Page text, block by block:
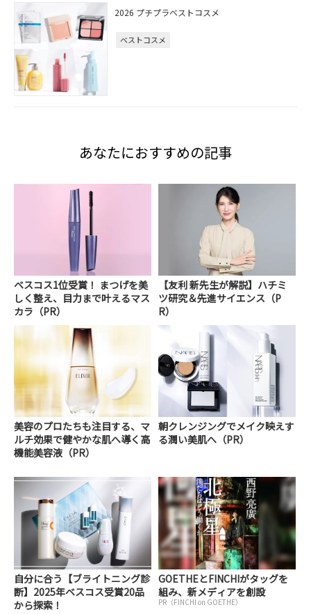
2026 プチプラベストコスメ
ベストコスメ
あなたにおすすめの記事
ベスコス1位受賞！ まつげを美
しく整え、目力まで叶えるマス
カラ（PR）
【友利 新先生が解説】ハチミ
ツ研究＆先進サイエンス（P
R）
美容のプロたちも注目する、マ
ルチ効果で健やかな肌へ導く高
機能美容液（PR）
朝クレンジングでメイク映えす
る潤い美肌へ（PR）
自分に合う【ブライトニング診
断】2025年ベスコス受賞20品
から探索！
GOETHEとFINCHIがタッグを
組み、新メディアを創設
PR（FINCHI on GOETHE）